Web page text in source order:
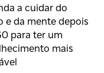
a cuidar do
e da mente depois
para ter um
mais